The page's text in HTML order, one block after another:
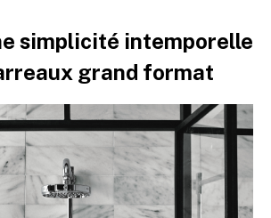
simplicité intemporelle
grand format